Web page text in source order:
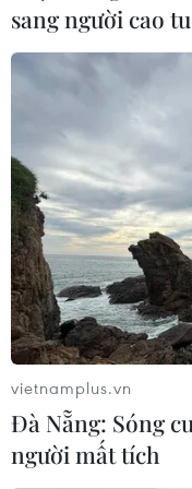
Thử nghiệm
đạt kết quả ban
18/05/2021 10:53
Các kết quả ban
mạnh mẽ sau khi cơ
Medicago-GSK kỳ
hai hãng sớm được
sang người cao
vietnamplus.vn
Đà Nẵng: Sóng
người mất tích